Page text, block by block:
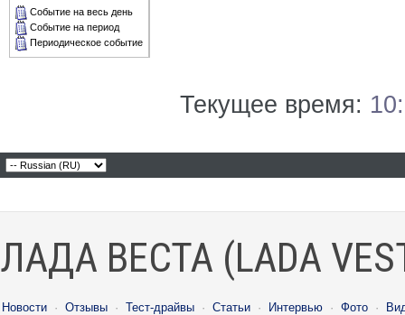
Событие на весь день
Событие на период
Периодическое событие
Текущее время:
ЛАДА ВЕСТА (LADA
Новости · Отзывы · Тест-драйвы · Статьи · Интервью · Фото ·